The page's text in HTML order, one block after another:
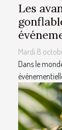
Les
Mardi 8
Dans le